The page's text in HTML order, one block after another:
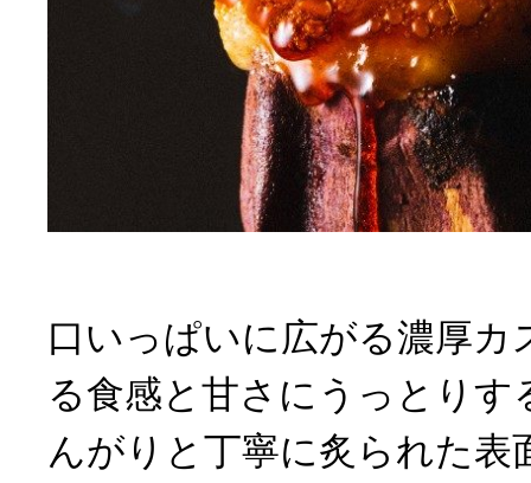
口いっぱいに広がる濃厚カ
る食感と甘さにうっとりす
んがりと丁寧に炙られた表